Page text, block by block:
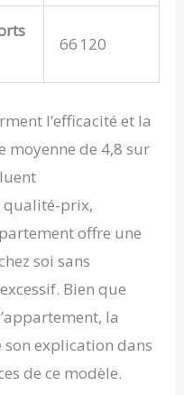
66 120
l’efficacité et la
de 4,8 sur
prix,
offre une
soi sans
Bien que
la
explication dans
de ce modèle.